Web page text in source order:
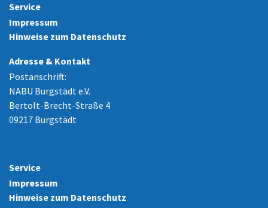
Service
Impressum
Hinweise zum Datenschutz
Adresse & Kontakt
Postanschrift:
NABU Burgstädt e.V.
Bertolt-Brecht-Straße 4
09217 Burgstädt
Service
Impressum
Hinweise zum Datenschutz